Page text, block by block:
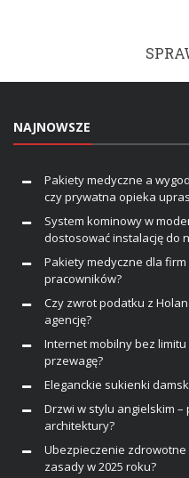
NAJNOWSZE
Pakiety medyczne a
czy prywatna opieka
System kominowy w
dostosować instalację do
Pakiety medyczne dla
pracowników?
Czy zwrot podatku z
agencję?
Internet mobilny bez
przewagę?
Eleganckie sukienki
Drzwi w stylu angielskim
architektury?
Ubezpieczenie zdrowotne
zasady w 2025 roku?